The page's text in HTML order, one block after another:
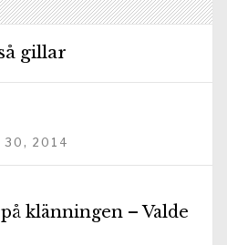
gillar
30, 2014
klänningen – Valde